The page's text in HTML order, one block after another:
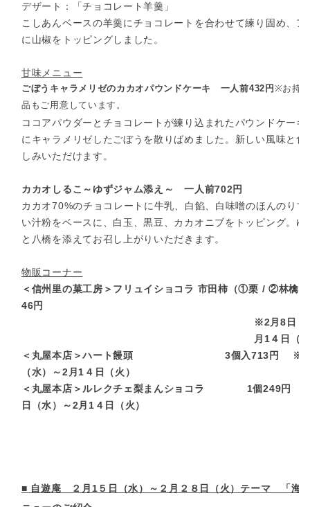
デザート：「チョコレート羊羹」
こしあんベースの羊羹にチョコレートを合わせて練り固め、ア
に山椒をトッピングしました。
甘味メニュー
ごぼうキャラメリゼのカカオパウンドケーキ 一人前432円 ※お持
品もご用意しています。
ココアパウダーとチョコレートが練り込まれたパウンドケーキ
にキャラメリゼしたごぼうを散りばめました。新しい風味と食
しみいただけます。
カカオしるこ～ゆずジャム添え～ 一人前702円
カカオ70%のチョコレートに牛乳、白餡、白味噌のほんのり甘
い汁粉をベースに、白玉、黒豆、カカオニブをトッピング。ゆ
と八橋を添えてお召し上がりいただきます。
物販コーナー
＜信州里の菓工房＞フリュイショコラ 市田柿（①栗 / ②林檎
46円
※2月8日（
月1４日（
＜丸屋本店＞ハート饅頭 3個入713円 ※2
（水）～2月1４日（火）
＜丸屋本店＞ルレクチェ梨まんショコラ 1個249
日（水）～2月1４日（火）
■ 自遊庵 ２月1５日（水）～２月２８日（火）テーマ 「海